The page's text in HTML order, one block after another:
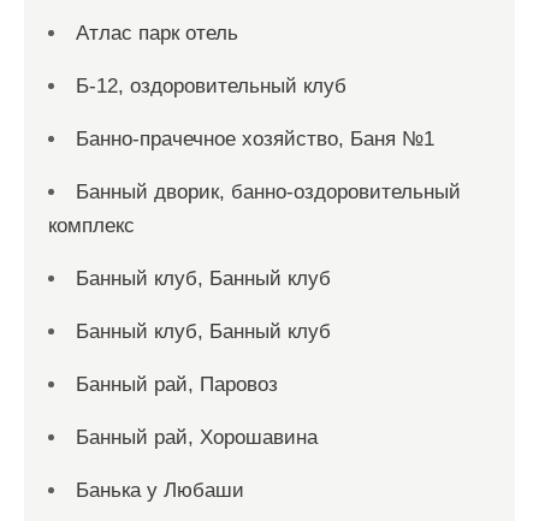
Атлас парк отель
Б-12, оздоровительный клуб
Банно-прачечное хозяйство, Баня №1
Банный дворик, банно-оздоровительный
комплекс
Банный клуб, Банный клуб
Банный клуб, Банный клуб
Банный рай, Паровоз
Банный рай, Хорошавина
Банька у Любаши